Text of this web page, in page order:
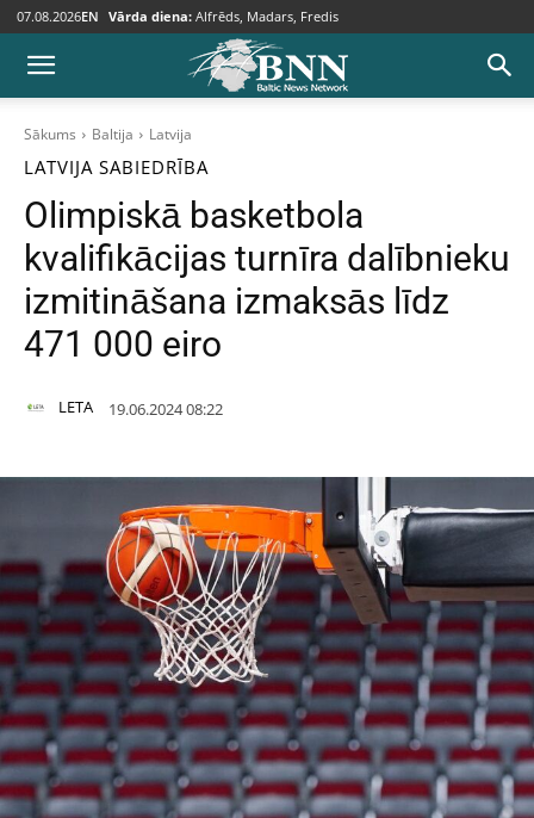
07.08.2026EN Vārda diena: Alfrēds, Madars, Fredis
Sākums Baltija Latvija
LATVIJA SABIEDRĪBA
Olimpiskā basketbola
kvalifikācijas turnīra dalībnieku
izmitināšana izmaksās līdz
471 000 eiro
LETA 19.06.2024 08:22